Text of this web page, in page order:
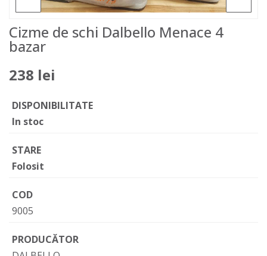
Cizme de schi Dalbello Menace 4
bazar
238 lei
DISPONIBILITATE
In stoc
STARE
Folosit
COD
9005
PRODUCĂTOR